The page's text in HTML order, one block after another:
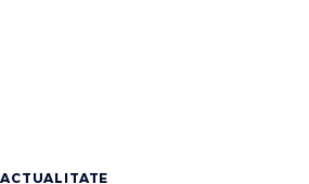
ACTUALITATE